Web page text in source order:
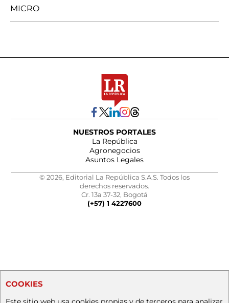
MICRO
NUESTROS PORTALES
La República
Agronegocios
Asuntos Legales
© 2026, Editorial La República S.A.S. Todos los
derechos reservados.
Cr. 13a 37-32, Bogotá
(+57) 1 4227600
COOKIES